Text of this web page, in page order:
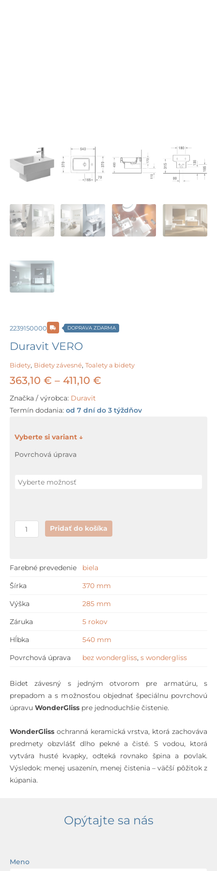
2239150000 DOPRAVA ZDARMA
Duravit VERO
Bidety, Bidety závesné, Toalety a bidety
363,10 € – 411,10 €
363,10 €
Značka / výrobca: Duravit
Termín dodania: od 7 dní do 3 týždňov
Povrchová úprava
množstvo
Pridať do košíka
Farebné prevedenie biela
Šírka 370 mm
Výška 285 mm
Záruka 5 rokov
Hĺbka 540 mm
Povrchová úprava bez wondergliss, s wondergliss
Bidet závesný s jedným otvorom pre armatúru, s
prepadom a s možnosťou objednať špeciálnu povrchovú
úpravu WonderGliss pre jednoduchšie čistenie.
WonderGliss ochranná keramická vrstva, ktorá zachováva
predmety obzvlášť dlho pekné a čisté. S vodou, ktorá
vytvára husté kvapky, odteká rovnako špina a povlak.
Výsledok: menej usazenín, menej čistenia – väčší pôžitok z
kúpania.
Opýtajte sa nás
Meno